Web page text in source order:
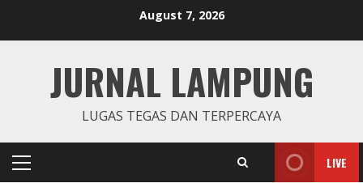
August 7, 2026
JURNAL LAMPUNG
LUGAS TEGAS DAN TERPERCAYA
Primary
LIVE